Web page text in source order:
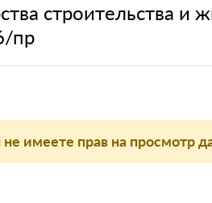
строительства
пр
имеете прав на просмотр